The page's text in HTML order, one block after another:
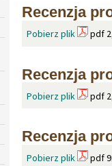
Recenzja
Pobierz plik pdf
Recenzja
Pobierz plik pdf
Recenzja
Pobierz plik pdf